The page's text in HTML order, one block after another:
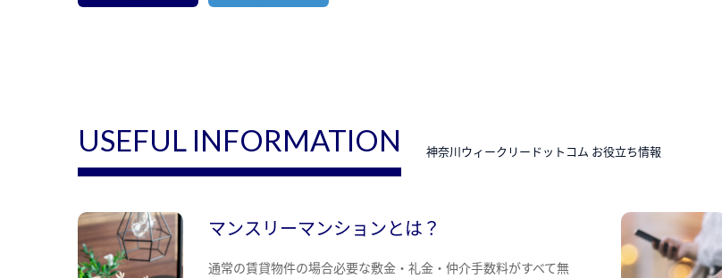
USEFUL INFORMATION 神奈川ウィークリードットコム お役立ち情報
マンスリーマンションとは？
通常の賃貸物件の場合必要な敷金・礼金・仲介手数料がすべて無